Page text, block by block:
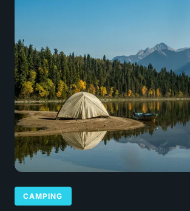
CAMPING